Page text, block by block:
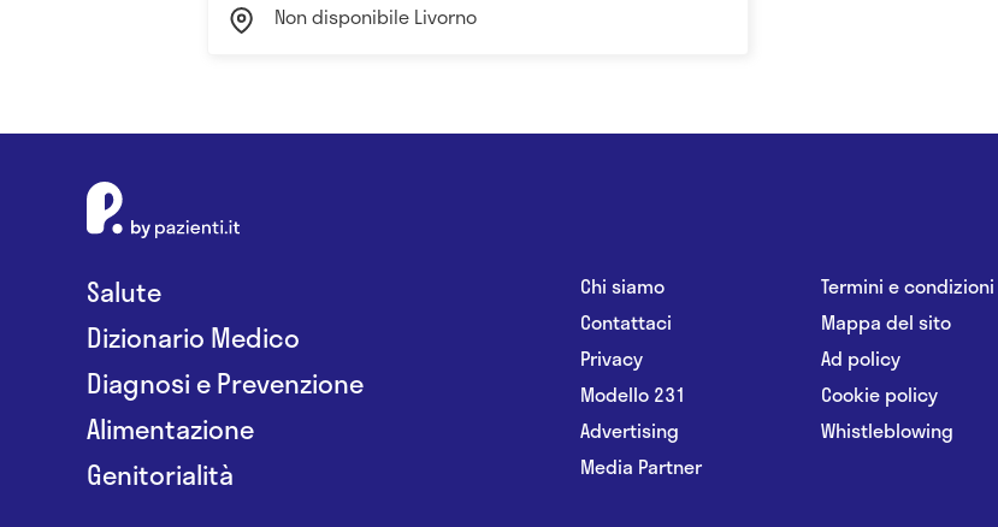
Non disponibile Livorno
Salute
Dizionario Medico
Diagnosi e Prevenzione
Alimentazione
Genitorialità
Chi siamo
Contattaci
Privacy
Modello 231
Advertising
Media Partner
Termini e condizioni
Mappa del sito
Ad policy
Cookie policy
Whistleblowing